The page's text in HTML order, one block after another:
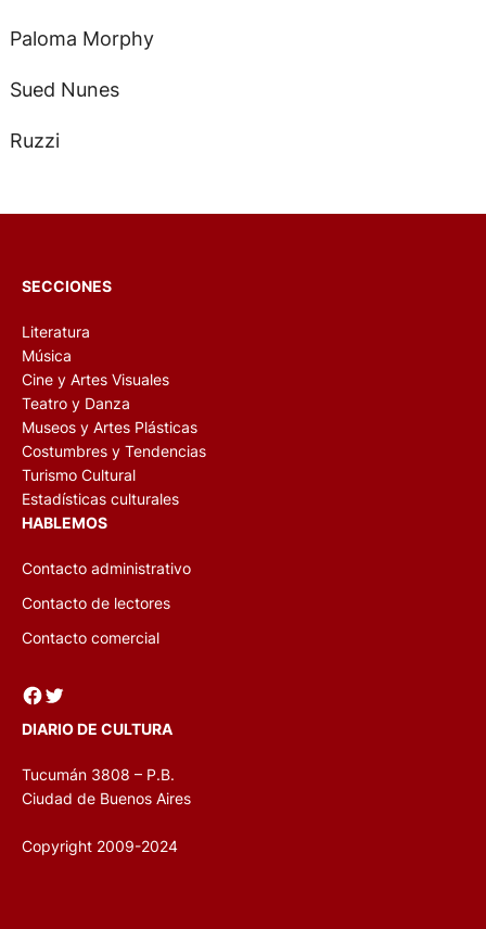
Paloma Morphy
Sued Nunes
Ruzzi
SECCIONES
Literatura
Música
Cine y Artes Visuales
Teatro y Danza
Museos y Artes Plásticas
Costumbres y Tendencias
Turismo Cultural
Estadísticas culturales
HABLEMOS
Contacto administrativo
Contacto de lectores
Contacto comercial
Facebook Twitter
DIARIO DE CULTURA
Tucumán 3808 – P.B.
Ciudad de Buenos Aires
Copyright 2009-2024